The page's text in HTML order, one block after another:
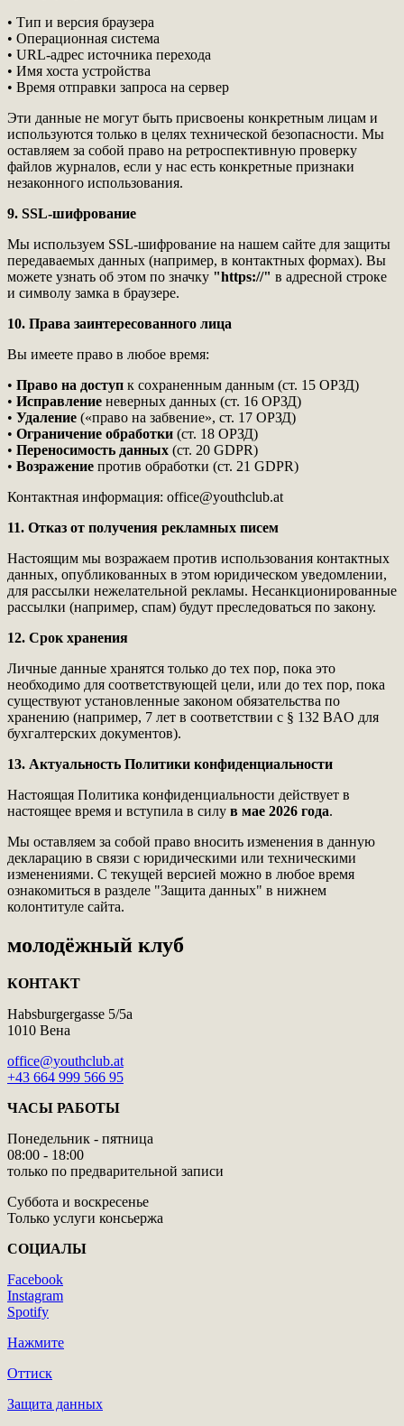
• Тип и версия браузера
• Операционная система
• URL-адрес источника перехода
• Имя хоста устройства
• Время отправки запроса на сервер
Эти данные не могут быть присвоены конкретным лицам и
используются только в целях технической безопасности. Мы
оставляем за собой право на ретроспективную проверку
файлов журналов, если у нас есть конкретные признаки
незаконного использования.
9. SSL-шифрование
Мы используем SSL-шифрование на нашем сайте для защиты
передаваемых данных (например, в контактных формах). Вы
можете узнать об этом по значку "https://" в адресной строке
и символу замка в браузере.
10. Права заинтересованного лица
Вы имеете право в любое время:
• Право на доступ к сохраненным данным (ст. 15 ОРЗД)
• Исправление неверных данных (ст. 16 ОРЗД)
• Удаление («право на забвение», ст. 17 ОРЗД)
• Ограничение обработки (ст. 18 ОРЗД)
• Переносимость данных (ст. 20 GDPR)
• Возражение против обработки (ст. 21 GDPR)
Контактная информация: office@youthclub.at
11. Отказ от получения рекламных писем
Настоящим мы возражаем против использования контактных
данных, опубликованных в этом юридическом уведомлении,
для рассылки нежелательной рекламы. Несанкционированные
рассылки (например, спам) будут преследоваться по закону.
12. Срок хранения
Личные данные хранятся только до тех пор, пока это
необходимо для соответствующей цели, или до тех пор, пока
существуют установленные законом обязательства по
хранению (например, 7 лет в соответствии с § 132 BAO для
бухгалтерских документов).
13. Актуальность Политики конфиденциальности
Настоящая Политика конфиденциальности действует в
настоящее время и вступила в силу в мае 2026 года.
Мы оставляем за собой право вносить изменения в данную
декларацию в связи с юридическими или техническими
изменениями. С текущей версией можно в любое время
ознакомиться в разделе "Защита данных" в нижнем
колонтитуле сайта.
молодёжный клуб
КОНТАКТ
Habsburgergasse 5/5a
1010 Вена
office@youthclub.at
+43 664 999 566 95
ЧАСЫ РАБОТЫ
Понедельник - пятница
08:00 - 18:00
только по предварительной записи
Суббота и воскресенье
Только услуги консьержа
СОЦИАЛЫ
Facebook
Instagram
Spotify
Нажмите
Оттиск
Защита данных